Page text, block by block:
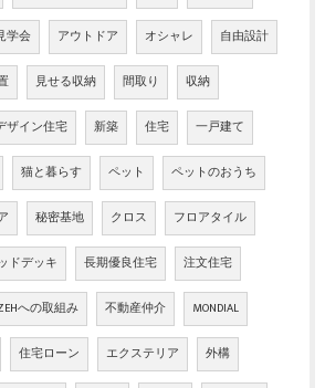
学会 アウトドア オシャレ 自由設計
見せる収納 間取り 収納
ザイン住宅 新築 住宅 一戸建て
猫と暮らす ペット ペットのおうち
秘密基地 クロス フロアタイル
ドデッキ 長期優良住宅 注文住宅
への取組み 不動産仲介 MONDIAL
住宅ローン エクステリア 外構